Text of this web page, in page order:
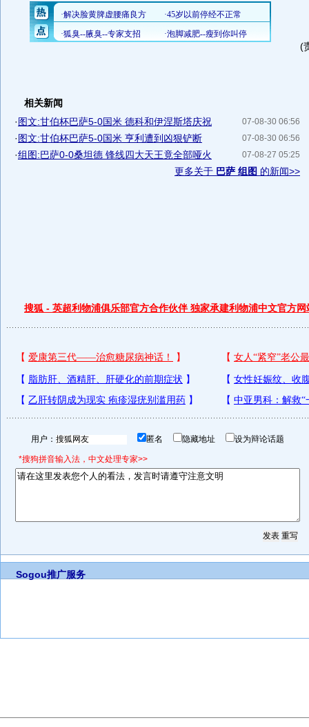
(
相关新闻
07-08-30 06:56
·图文:甘伯杯巴萨5-0国米 德科和伊涅斯塔庆祝
07-08-30 06:56
·图文:甘伯杯巴萨5-0国米 亨利遭到凶狠铲断
07-08-27 05:25
·组图:巴萨0-0桑坦德 锋线四大天王竟全部哑火
更多关于 巴萨 组图 的新闻>>
搜狐 - 英超利物浦俱乐部官方合作伙伴 独家承建利物浦中文官方网
用户： 匿名 隐藏地址 设为辩论话题
*搜狗拼音输入法，中文处理专家>>
Sogou推广服务